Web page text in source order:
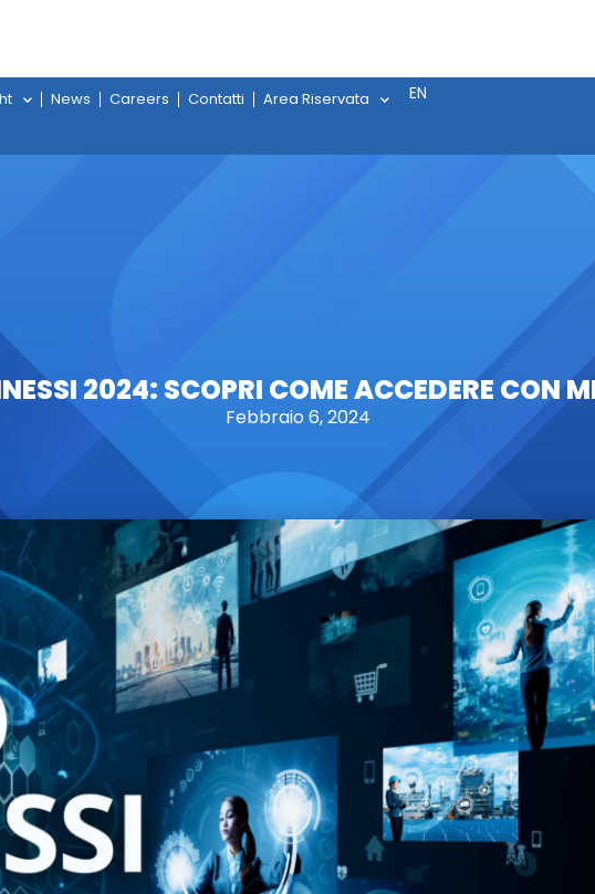
News Careers Contatti Area Riservata EN
2024: SCOPRI COME ACCEDERE CON
Febbraio 6, 2024